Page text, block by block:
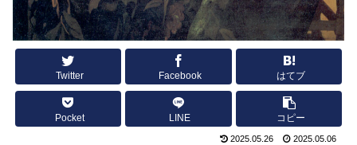
Twitter Facebook はてブ
Pocket LINE コピー
2025.05.26 2025.05.06